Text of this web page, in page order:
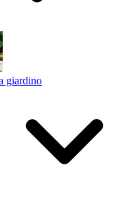
giardino